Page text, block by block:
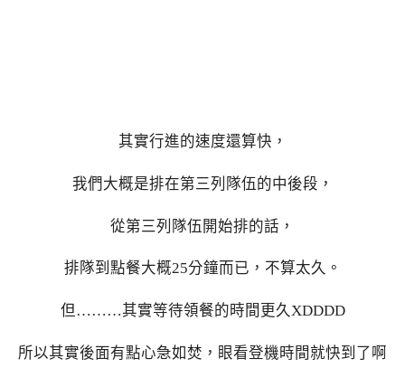
其實行進的速度還算快，
我們大概是排在第三列隊伍的中後段，
從第三列隊伍開始排的話，
排隊到點餐大概25分鐘而已，不算太久。
但………其實等待領餐的時間更久XDDDD
所以其實後面有點心急如焚，眼看登機時間就快到了啊